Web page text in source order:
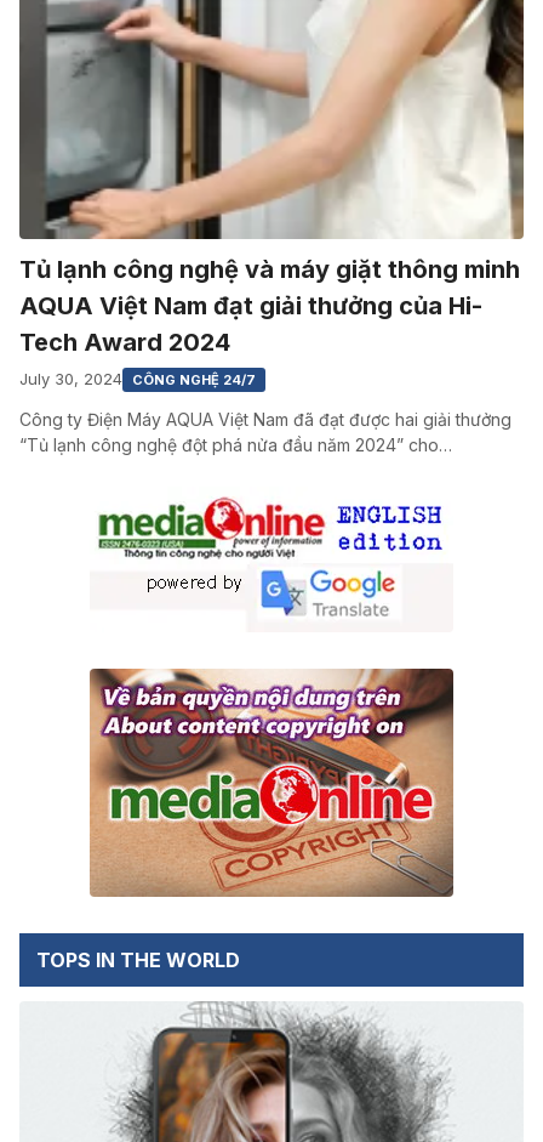
Tủ lạnh công nghệ và máy giặt thông minh
AQUA Việt Nam đạt giải thưởng của Hi-
Tech Award 2024
July 30, 2024 CÔNG NGHỆ 24/7
Công ty Điện Máy AQUA Việt Nam đã đạt được hai giải thưởng
“Tủ lạnh công nghệ đột phá nửa đầu năm 2024” cho…
TOPS IN THE WORLD